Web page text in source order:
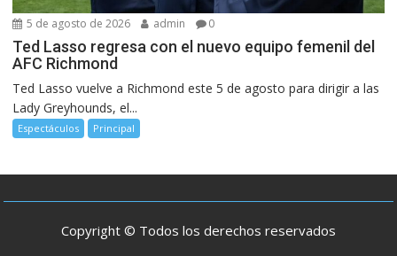
5 de agosto de 2026 admin 0
Ted Lasso regresa con el nuevo equipo femenil del
AFC Richmond
Ted Lasso vuelve a Richmond este 5 de agosto para dirigir a las
Lady Greyhounds, el...
Espectáculos Principal
Copyright © Todos los derechos reservados